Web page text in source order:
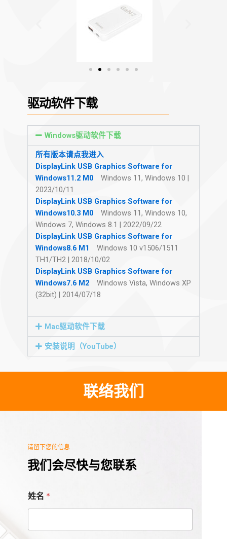
驱动软件下载
Windows驱动软件下载
所有版本请点我进入
DisplayLink USB Graphics Software for
Windows11.2 M0 Windows 11, Windows 10 |
2023/10/11
DisplayLink USB Graphics Software for
Windows10.3 M0 Windows 11, Windows 10,
Windows 7, Windows 8.1 | 2022/09/22
DisplayLink USB Graphics Software for
Windows8.6 M1
Windows 10 v1506/1511
TH1/TH2 | 2018/10/02
DisplayLink USB Graphics Software for
Windows7.6 M2 Windows Vista, Windows XP
(32bit) | 2014/07/18
Mac驱动软件下载
安装说明（YouTube）
联络我们
请留下您的信息
我们会尽快与您联系
姓名 *